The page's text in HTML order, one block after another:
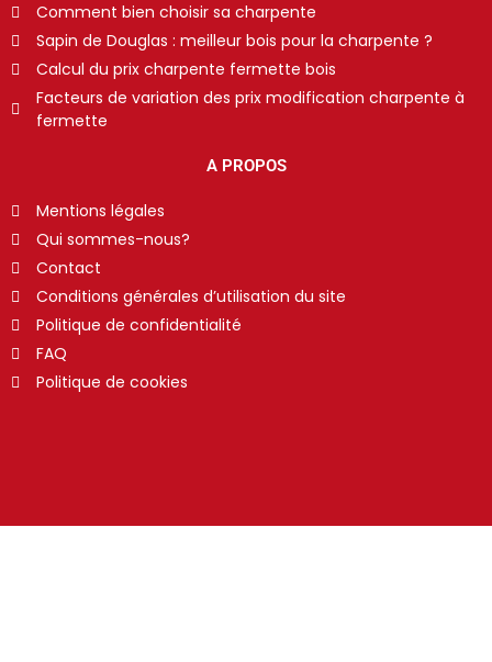
Comment bien choisir sa charpente
Sapin de Douglas : meilleur bois pour la charpente ?
Calcul du prix charpente fermette bois
Facteurs de variation des prix modification charpente à
fermette
A PROPOS
Mentions légales
Qui sommes-nous?
Contact
Conditions générales d’utilisation du site
Politique de confidentialité
FAQ
Politique de cookies